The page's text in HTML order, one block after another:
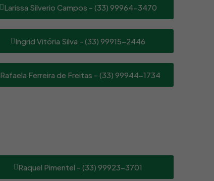
Larissa Silverio Campos - (33) 99964-3470
Ingrid Vitória Silva - (33) 99915-2446
Rafaela Ferreira de Freitas - (33) 99944-1734
Raquel Pimentel - (33) 99923-3701